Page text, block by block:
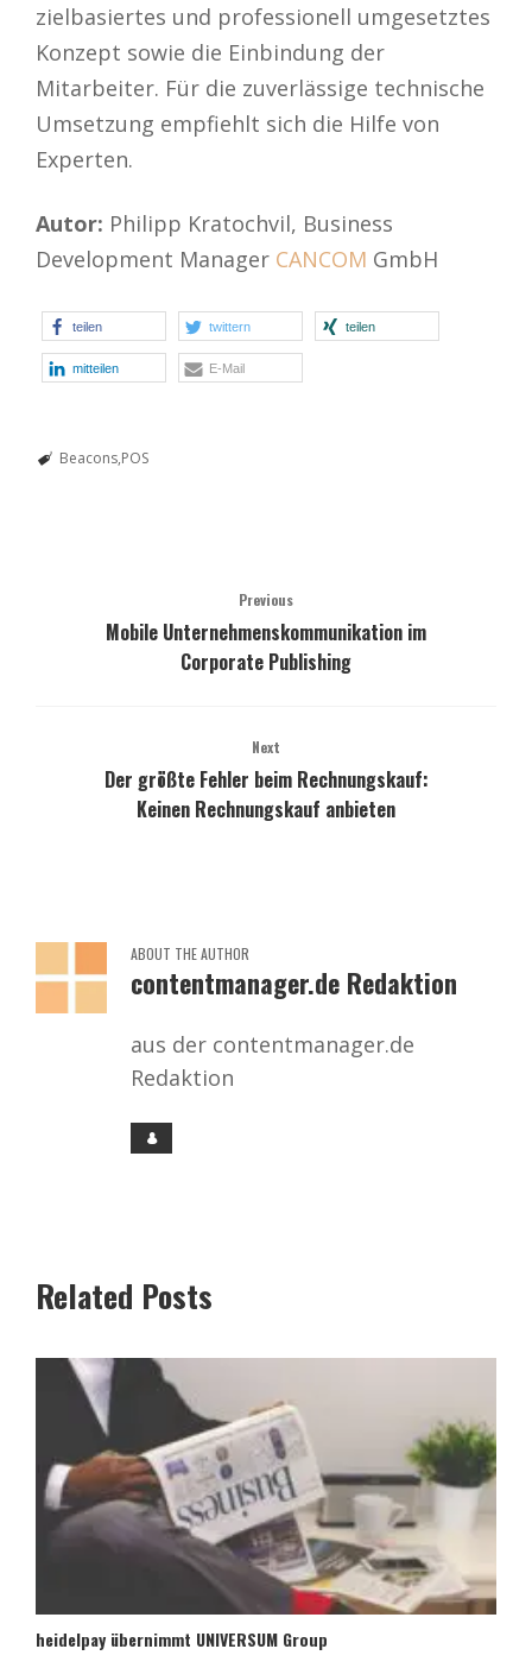
zielbasiertes und professionell umgesetztes
Konzept sowie die Einbindung der
Mitarbeiter. Für die zuverlässige technische
Umsetzung empfiehlt sich die Hilfe von
Experten.
Autor: Philipp Kratochvil, Business
Development Manager CANCOM GmbH
teilen twittern teilen
mitteilen E-Mail
Beacons POS
Previous
Mobile Unternehmenskommunikation im
Corporate Publishing
Next
Der größte Fehler beim Rechnungskauf:
Keinen Rechnungskauf anbieten
ABOUT THE AUTHOR
contentmanager.de Redaktion
aus der contentmanager.de
Redaktion
Related Posts
heidelpay übernimmt UNIVERSUM Group